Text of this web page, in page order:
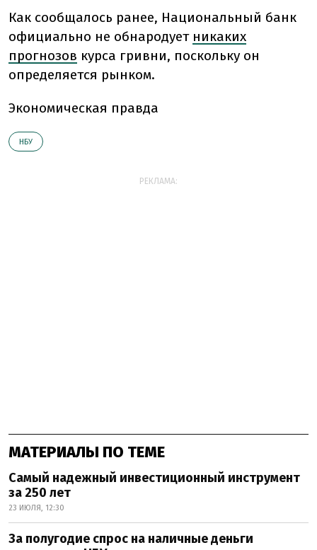
Как сообщалось ранее, Национальный банк
официально не обнародует никаких
прогнозов курса гривни, поскольку он
определяется рынком.
Экономическая правда
НБУ
РЕКЛАМА:
МАТЕРИАЛЫ ПО ТЕМЕ
Самый надежный инвестиционный инструмент
за 250 лет
23 ИЮЛЯ, 12:30
За полугодие спрос на наличные деньги